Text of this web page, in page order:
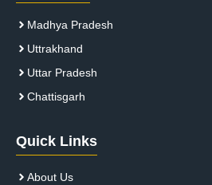
Madhya Pradesh
Uttrakhand
Uttar Pradesh
Chattisgarh
Quick Links
About Us